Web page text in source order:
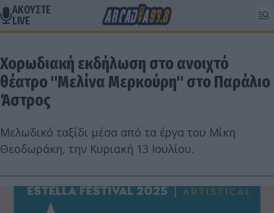
ΑΚΟΥΣΤΕ
LIVE
Χορωδιακή εκδήλωση στο ανοιχτό
θέατρο "Μελίνα Μερκούρη" στο Παράλιο
Άστρος
Μελωδικό ταξίδι μέσα από τα έργα του Μίκη
Θεοδωράκη, την Κυριακή 13 Ιουλίου.